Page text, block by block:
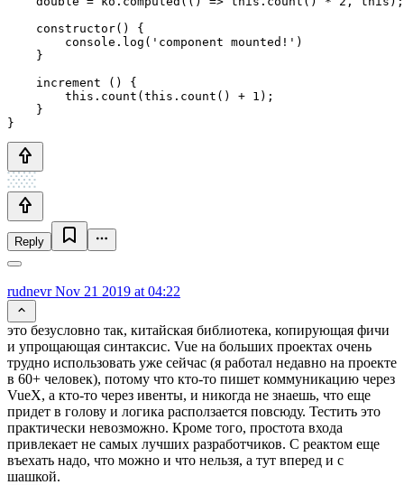
    constructor() {
        console.log('component mounted!')
    }
    increment () {
        this.count(this.count() + 1);
    }
}
Reply
rudnevrNov 21 2019 at 04:22
это безусловно так, китайская библиотека, копирующая фичи
и упрощающая синтаксис. Vue на больших проектах очень
трудно использовать уже сейчас (я работал недавно на проекте
в 60+ человек), потому что кто-то пишет коммуникацию через
VueX, а кто-то через ивенты, и никогда не знаешь, что еще
придет в голову и логика расползается повсюду. Тестить это
практически невозможно. Кроме того, простота входа
привлекает не самых лучших разработчиков. С реактом еще
въехать надо, что можно и что нельзя, а тут вперед и с
шашкой.